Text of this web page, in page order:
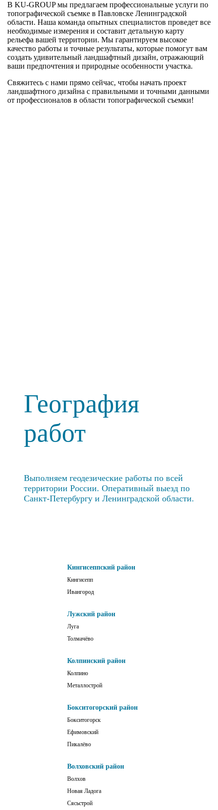
В KU-GROUP мы предлагаем профессиональные услуги по
топографической съемке в Павловске Ленинградской
области. Наша команда опытных специалистов проведет все
необходимые измерения и составит детальную карту
рельефа вашей территории. Мы гарантируем высокое
качество работы и точные результаты, которые помогут вам
создать удивительный ландшафтный дизайн, отражающий
ваши предпочтения и природные особенности участка.
Свяжитесь с нами прямо сейчас, чтобы начать проект
ландшафтного дизайна с правильными и точными данными
от профессионалов в области топографической съемки!
География
работ
Выполняем геодезические работы по всей
территории России. Оперативный выезд по
Санкт-Петербургу и Ленинградской области.
Кингисеппский район
Кингисепп
Ивангород
Лужский район
Луга
Толмачёво
Колпинский район
Колпино
Металлострой
Бокситогорский район
Бокситогорск
Ефимовский
Пикалёво
Волховский район
Волхов
Новая Ладога
Сясьстрой